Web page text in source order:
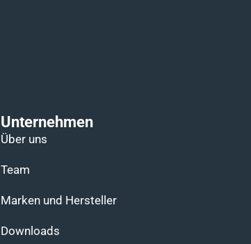
Unternehmen
Über uns
Team
Marken und Hersteller​
Downloads